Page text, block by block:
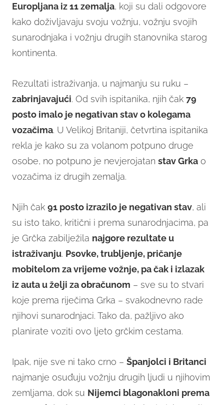
Europljana iz 11 zemalja, koji su dali odgovore
kako doživljavaju svoju vožnju, vožnju svojih
sunarodnjaka i vožnju drugih stanovnika starog
kontinenta.
Rezultati istraživanja, u najmanju su ruku –
zabrinjavajući. Od svih ispitanika, njih čak 79
posto imalo je negativan stav o kolegama
vozačima. U Velikoj Britaniji, četvrtina ispitanika
rekla je kako su za volanom potpuno druge
osobe, no potpuno je nevjerojatan stav Grka o
vozačima iz drugih zemalja.
Njih čak 91 posto izrazilo je negativan stav, ali
su isto tako, kritični i prema sunarodnjacima, pa
je Grčka zabilježila najgore rezultate u
istraživanju. Psovke, trubljenje, pričanje
mobitelom za vrijeme vožnje, pa čak i izlazak
iz auta u želji za obračunom – sve su to stvari
koje prema riječima Grka – svakodnevno rade
njihovi sunarodnjaci. Tako da, pažljivo ako
planirate voziti ovo ljeto grčkim cestama.
Ipak, nije sve ni tako crno – Španjolci i Britanci
najmanje osuđuju vožnju drugih ljudi u njihovim
zemljama, dok su Nijemci blagonakloni prema